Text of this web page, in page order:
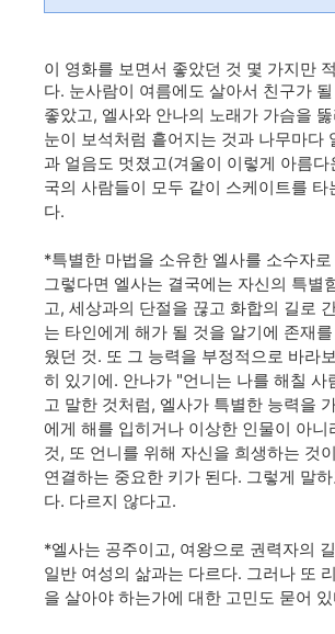
이 영화를 보면서 좋았던 것 몇 가지만
다. 눈사람이 여름에도 살아서 친구가
좋았고, 엘사와 안나의 노래가 가슴을
눈이 보석처럼 흩어지는 것과 나무마다
과 얼음도 멋졌고(겨울이 이렇게 아름다
국의 사람들이 모두 같이 스케이트를 타
다.
*특별한 마법을 소유한 엘사를 소수자
그렇다면 엘사는 결국에는 자신의 특별
고, 세상과의 단절을 끊고 화합의 길로
는 타인에게 해가 될 것을 알기에 존재
웠던 것. 또 그 능력을 부정적으로 바라
히 있기에. 안나가 "언니는 나를 해칠 사
고 말한 것처럼, 엘사가 특별한 능력을
에게 해를 입히거나 이상한 인물이 아니
것, 또 언니를 위해 자신을 희생하는 것
연결하는 중요한 키가 된다. 그렇게 말
다. 다르지 않다고.
*엘사는 공주이고, 여왕으로 권력자의
일반 여성의 삶과는 다르다. 그러나 또
을 살아야 하는가에 대한 고민도 묻어